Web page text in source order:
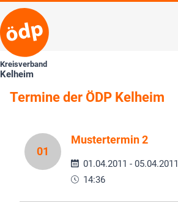
Kreisverband
Kelheim
Termine der ÖDP Kelheim
01
Mustertermin 2
01.04.2011 - 05.04.2011
14:36